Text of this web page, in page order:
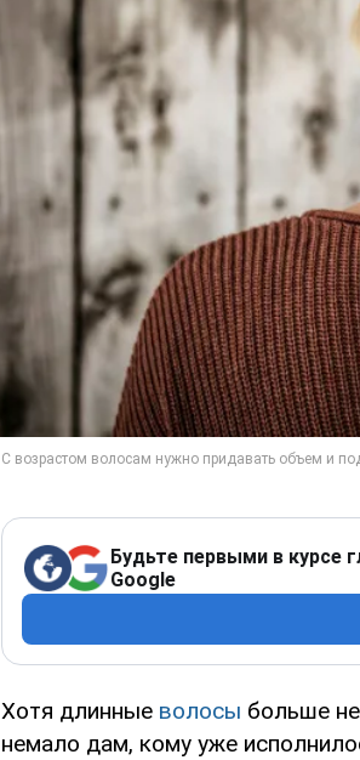
Будьте первыми в курсе
Google
Хотя длинные волосы больше
немало дам, кому уже